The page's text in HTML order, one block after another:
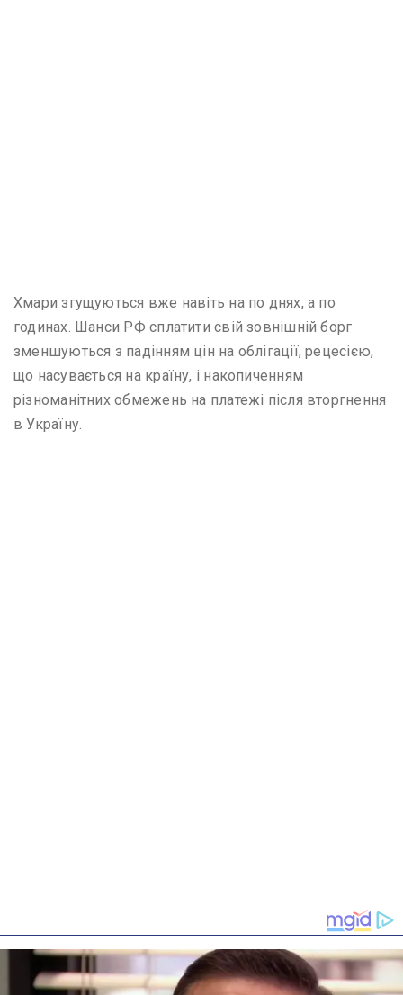
Хмари згущуються вже навіть на по днях, а по
годинах. Шанси РФ сплатити свій зовнішній борг
зменшуються з падінням цін на облігації, рецесією,
що насувається на країну, і накопиченням
різноманітних обмежень на платежі після вторгнення
в Україну.